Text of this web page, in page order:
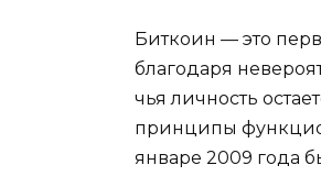
Биткоин — этo
благодаря
чья личность
принципы
январе 2009 года